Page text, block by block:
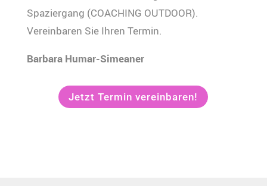
Spaziergang (COACHING OUTDOOR).
Vereinbaren Sie Ihren Termin.
Barbara Humar-Simeaner
Jetzt Termin vereinbaren!